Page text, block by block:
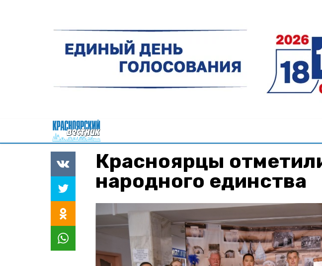
Красноярцы
народного единства